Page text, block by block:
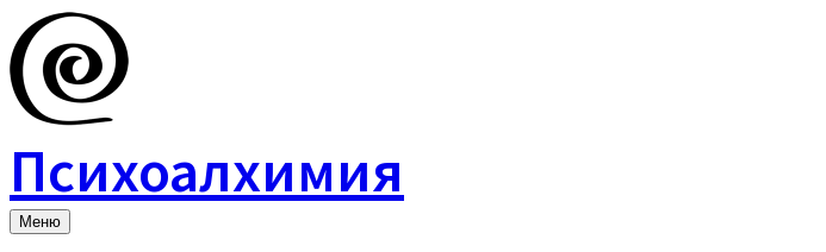
Skip
to
content
Психоалхимия
Меню